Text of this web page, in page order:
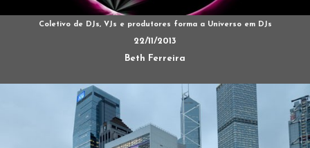
Coletivo de DJs, VJs e produtores forma a Universo em DJs
22/11/2013
Beth Ferreira